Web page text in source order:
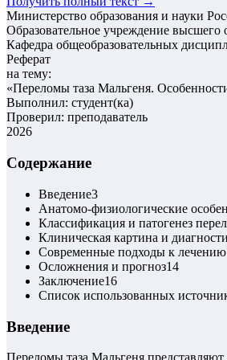
Министерство образования и науки
Образовательное учреждение высшего
Кафедра общеобразовательных
Реферат
на тему:
«Переломы таза Мальгеня.
Выполнил: студент(ка)
Проверил: преподаватель
2026
Содержание
Введение3
Анатомо-физиологические
Классификация и патогенез
Клиническая картина и
Современные подходы к лечению
Осложнения и прогноз14
Заключение16
Список использованных
Введение